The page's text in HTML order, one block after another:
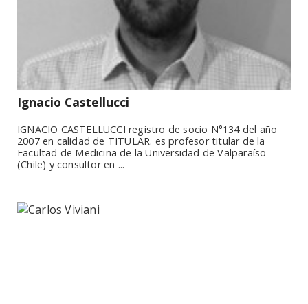
Ignacio Castellucci
IGNACIO CASTELLUCCI registro de socio N°134 del año
2007 en calidad de TITULAR. es profesor titular de la
Facultad de Medicina de la Universidad de Valparaíso
(Chile) y consultor en ...